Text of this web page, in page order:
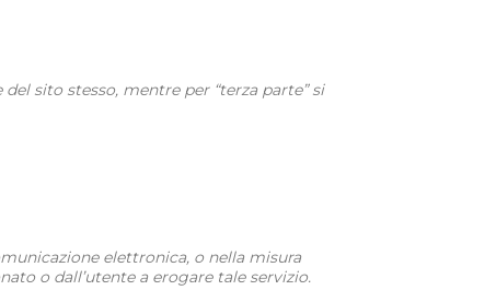
sito stesso, mentre per “terza parte” si
elettronica, o nella misura
o dall’utente a erogare tale servizio.